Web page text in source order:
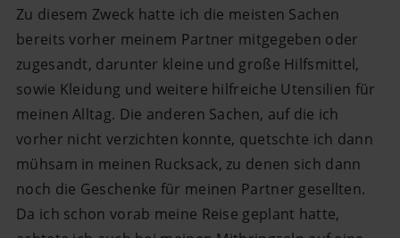
Zu diesem Zweck hatte ich die meisten Sachen
bereits vorher meinem Partner mitgegeben oder
zugesandt, darunter kleine und große Hilfsmittel,
sowie Kleidung und weitere hilfreiche Utensilien für
meinen Alltag. Die anderen Sachen, auf die ich
vorher nicht verzichten konnte, quetschte ich dann
mühsam in meinen Rucksack, zu denen sich dann
noch die Geschenke für meinen Partner gesellten.
Da ich schon vorab meine Reise geplant hatte,